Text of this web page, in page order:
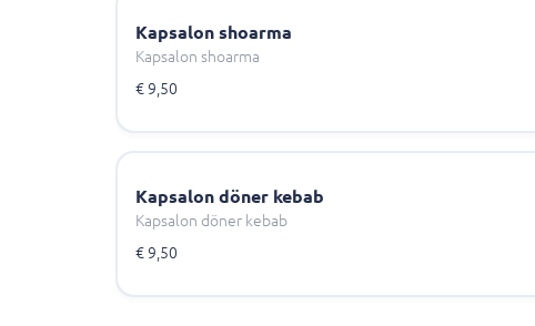
Kapsalon shoarma
Kapsalon shoarma
€ 9,50
Kapsalon döner kebab
Kapsalon döner kebab
€ 9,50